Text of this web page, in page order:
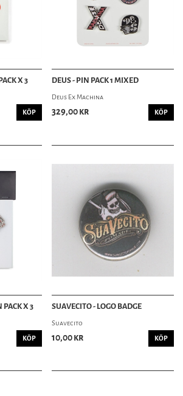
X 3
KÖP
DEUS - PIN PACK 1 MIXED
Deus Ex Machina
329,00 kr KÖP
X 3
KÖP
SUAVECITO - LOGO BADGE
Suavecito
10,00 kr KÖP